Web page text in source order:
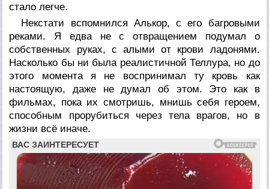
стало легче.
Некстати вспомнился Алькор, с его багровыми
реками. Я едва не с отвращением подумал о
собственных руках, с алыми от крови ладонями.
Насколько бы ни была реалистичной Теллура, но до
этого момента я не воспринимал ту кровь как
настоящую, даже не думал об этом. Это как в
фильмах, пока их смотришь, мнишь себя героем,
способным прорубиться через тела врагов, но в
жизни всё иначе.